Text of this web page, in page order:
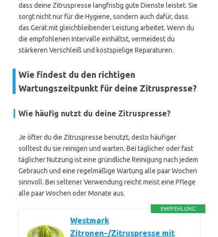
dass deine Zitruspresse langfristig gute Dienste leistet. Sie
sorgt nicht nur für die Hygiene, sondern auch dafür, dass
das Gerät mit gleichbleibender Leistung arbeitet. Wenn du
die empfohlenen Intervalle einhältst, vermeidest du
stärkeren Verschleiß und kostspielige Reparaturen.
Wie findest du den richtigen
Wartungszeitpunkt für deine Zitruspresse?
Wie häufig nutzt du deine Zitruspresse?
Je öfter du die Zitruspresse benutzt, desto häufiger
solltest du sie reinigen und warten. Bei täglicher oder fast
täglicher Nutzung ist eine gründliche Reinigung nach jedem
Gebrauch und eine regelmäßige Wartung alle paar Wochen
sinnvoll. Bei seltener Verwendung reicht meist eine Pflege
alle paar Wochen oder Monate aus.
EMPFEHLUNG
Westmark
Zitronen-/Zitruspresse mit